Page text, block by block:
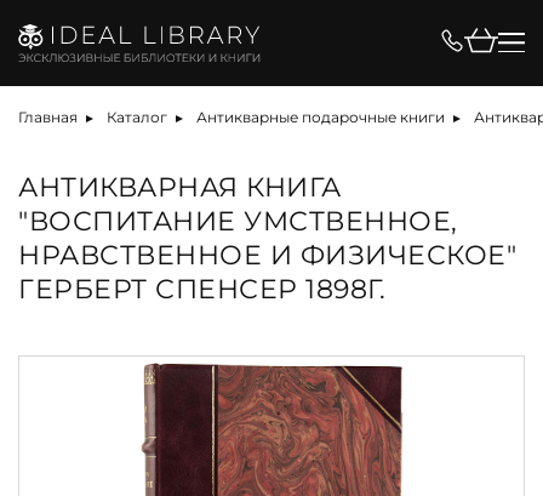
Главная Каталог Антикварные подарочные книги
АНТИКВАРНАЯ КНИГА
"ВОСПИТАНИЕ УМСТВЕННОЕ,
НРАВСТВЕННОЕ И ФИЗИЧЕСКОЕ"
ГЕРБЕРТ СПЕНСЕР 1898Г.